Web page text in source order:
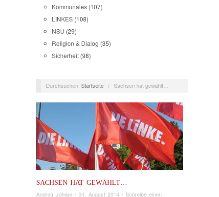
Kommunales (107)
LINKES (108)
NSU (29)
Religion & Dialog (35)
Sicherheit (98)
Durchsuchen: Startseite / Sachsen hat gewählt…
SACHSEN HAT GEWÄHLT…
Andrea Johlige / 31. August 2014 / Schreibe einen